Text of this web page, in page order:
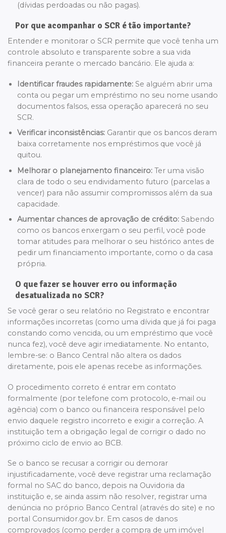
(dívidas perdoadas ou não pagas).
Por que acompanhar o SCR é tão importante?
Entender e monitorar o SCR permite que você tenha um
controle absoluto e transparente sobre a sua vida
financeira perante o mercado bancário. Ele ajuda a:
Identificar fraudes rapidamente:Se alguém abrir uma
conta ou pegar um empréstimo no seu nome usando
documentos falsos, essa operação aparecerá no seu
SCR.
Verificar inconsistências:Garantir que os bancos deram
baixa corretamente nos empréstimos que você já
quitou.
Melhorar o planejamento financeiro:Ter uma visão
clara de todo o seu endividamento futuro (parcelas a
vencer) para não assumir compromissos além da sua
capacidade.
Aumentar chances de aprovação de crédito:Sabendo
como os bancos enxergam o seu perfil, você pode
tomar atitudes para melhorar o seu histórico antes de
pedir um financiamento importante, como o da casa
própria.
O que fazer se houver erro ou informação
desatualizada no SCR?
Se você gerar o seu relatório no Registrato e encontrar
informações incorretas (como uma dívida que já foi paga
constando como vencida, ou um empréstimo que você
nunca fez), você deve agir imediatamente. No entanto,
lembre-se: o Banco Central não altera os dados
diretamente, pois ele apenas recebe as informações.
O procedimento correto é entrar em contato
formalmente (por telefone com protocolo, e-mail ou
agência) com o banco ou financeira responsável pelo
envio daquele registro incorreto e exigir a correção. A
instituição tem a obrigação legal de corrigir o dado no
próximo ciclo de envio ao BCB.
Se o banco se recusar a corrigir ou demorar
injustificadamente, você deve registrar uma reclamação
formal no SAC do banco, depois na Ouvidoria da
instituição e, se ainda assim não resolver, registrar uma
denúncia no próprio Banco Central (através do site) e no
portal Consumidor.gov.br. Em casos de danos
comprovados (como perder a compra de um imóvel